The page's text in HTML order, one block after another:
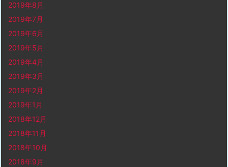
2019年8月
2019年7月
2019年6月
2019年5月
2019年4月
2019年3月
2019年2月
2019年1月
2018年12月
2018年11月
2018年10月
2018年9月